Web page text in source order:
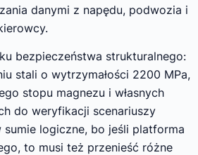
danymi z napędu, podwozia i
bezpieczeństwa strukturalnego:
stali o wytrzymałości 2200 MPa,
stopu magnezu i własnych
do weryfikacji scenariuszy
sumie logiczne, bo jeśli platforma
to musi też przenieść różne